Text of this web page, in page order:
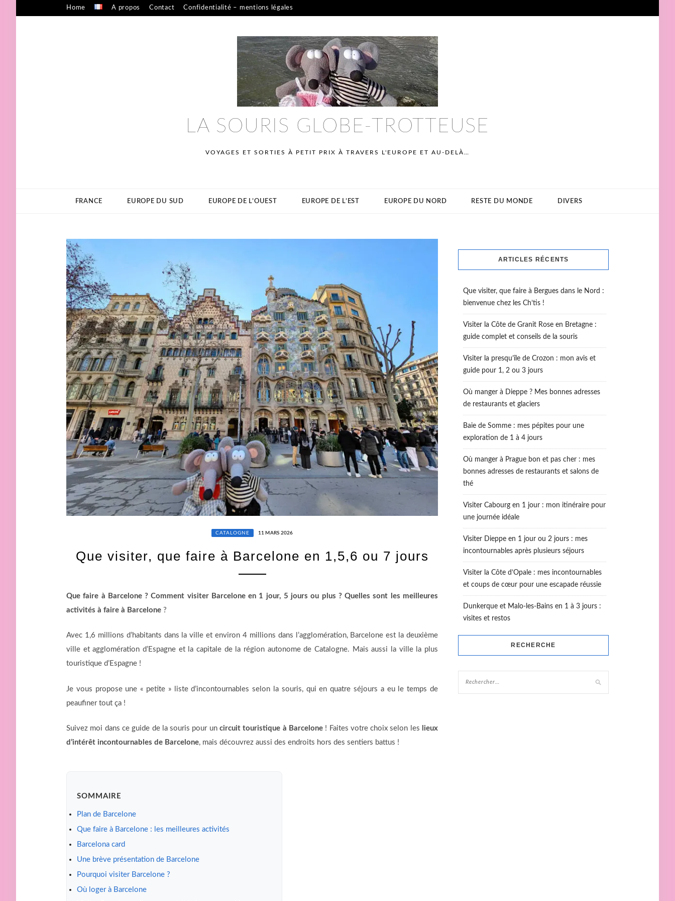
to
Home A propos Contact Confidentialité – mentions légales
LA SOURIS GLOBE-TROTTEUSE
VOYAGES ET SORTIES À PETIT PRIX À TRAVERS L'EUROPE ET AU-DELÀ…
FRANCE EUROPE DU SUD EUROPE DE L’OUEST EUROPE DE L’EST EUROPE DU NORD RESTE DU MONDE DIVERS
CATALOGNE 11 MARS 2026
Que visiter, que faire à Barcelone en 1,5,6 ou 7 jours
Que faire à Barcelone ? Comment visiter Barcelone en 1 jour, 5 jours ou plus ? Quelles sont les meilleures
activités à faire à Barcelone ?
Avec 1,6 millions d’habitants dans la ville et environ 4 millions dans l’agglomération, Barcelone est la deuxième
ville et agglomération d’Espagne et la capitale de la région autonome de Catalogne. Mais aussi la ville la plus
touristique d’Espagne !
Je vous propose une « petite » liste d’incontournables selon la souris, qui en quatre séjours a eu le temps de
peaufiner tout ça !
Suivez moi dans ce guide de la souris pour un circuit touristique à Barcelone! Faites votre choix selon les lieux
d’intérêt incontournables de Barcelone, mais découvrez aussi des endroits hors des sentiers battus !
SOMMAIRE
Plan de Barcelone
Que faire à Barcelone : les meilleures activités
Barcelona card
Une brève présentation de Barcelone
Pourquoi visiter Barcelone ?
Où loger à Barcelone
ARTICLES RÉCENTS
Que visiter, que faire à Bergues dans le Nord :
bienvenue chez les Ch’tis !
Visiter la Côte de Granit Rose en Bretagne :
guide complet et conseils de la souris
Visiter la presqu’île de Crozon : mon avis et
guide pour 1, 2 ou 3 jours
Où manger à Dieppe ? Mes bonnes adresses
de restaurants et glaciers
Baie de Somme : mes pépites pour une
exploration de 1 à 4 jours
Où manger à Prague bon et pas cher : mes
bonnes adresses de restaurants et salons de
thé
Visiter Cabourg en 1 jour : mon itinéraire pour
une journée idéale
Visiter Dieppe en 1 jour ou 2 jours : mes
incontournables après plusieurs séjours
Visiter la Côte d’Opale : mes incontournables
et coups de cœur pour une escapade réussie
Dunkerque et Malo-les-Bains en 1 à 3 jours :
visites et restos
RECHERCHE